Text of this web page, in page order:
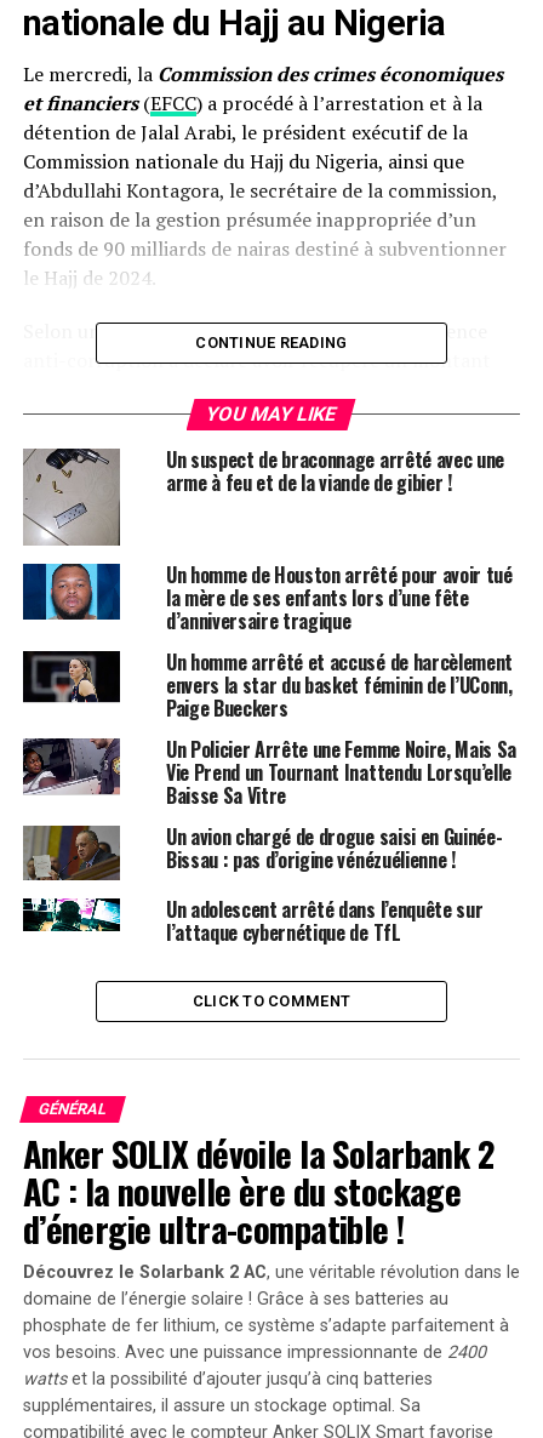
nationale du Hajj au Nigeria
Le mercredi, la Commission des crimes économiques
et financiers(EFCC) a procédé à l’arrestation et à la
détention de Jalal Arabi, le président exécutif de la
Commission nationale du Hajj du Nigeria, ainsi que
d’Abdullahi Kontagora, le secrétaire de la commission,
en raison de la gestion présumée inappropriée d’un
fonds de 90 milliards de nairas destiné à subventionner
le Hajj de 2024.
Selon un document obtenu par des sources, l’agence
anti-corruption a déclaré avoir récupéré un montant
Arabi et d’autres responsables de haut rang.
Les enquêtes menées par l’EFCC ont révélé qu’Arabi
s’était frauduleusement versé des sommes excessives
pour couvrir les coûts opérationnels liés au Hajj,
dépassant ainsi les montants approuvés. Les coûts
opérationnels pour 2024, tels que stipulés dans le
budget, étaient fixés à 4 250 dollars pour le président,
12 750 dollars pour les commissaires, 3 825 dollars pour
le secrétaire et 15 300 dollars pour les directeurs.
Il a été allégué que le président avait perçu 50 000 SR au
lieu des 15 929 SR auxquels il avait droit, tandis que les
commissaires, censés recevoir 15 929 SR chacun, avaient
de 14 336 SR, et les directeurs ont également perçu 30
000 SR au lieu de 2 550 SR.
Il convient de rappeler que l’EFCC avait déjà interrogé
semaine dernière, plusieurs hauts responsables de la
Commission du Hajj avaient été arrêtés par la
de mauvaise gestion ou de détournement des fonds de
90 milliards de nairas.
Un informateur au sein de l’EFCC a révélé que le
président de la NAHCON avait été de nouveau convoqué
pour des interrogatoires et qu’il était actuellement en
détention. « Le secrétaire et le président de la
commission sont en notre possession et font l’objet
d’interrogatoires approfondis concernant la subvention
de 90 milliards de nairas, parmi d’autres accusations », a
déclaré la source sous couvert d’anonymat.
CONTINUE READING
YOU MAY LIKE
Un suspect de braconnage arrêté avec une
arme à feu et de la viande de gibier !
Un homme de Houston arrêté pour avoir tué
la mère de ses enfants lors d’une fête
d’anniversaire tragique
Un homme arrêté et accusé de harcèlement
envers la star du basket féminin de l’UConn,
Paige Bueckers
Un Policier Arrête une Femme Noire, Mais Sa
Vie Prend un Tournant Inattendu Lorsqu’elle
Baisse Sa Vitre
Un avion chargé de drogue saisi en Guinée-
Bissau : pas d’origine vénézuélienne !
Un adolescent arrêté dans l’enquête sur
l’attaque cybernétique de TfL
CLICK TO COMMENT
GÉNÉRAL
Anker SOLIX dévoile la Solarbank 2
AC : la nouvelle ère du stockage
d’énergie ultra-compatible !
Découvrez le Solarbank 2 AC, une véritable révolution dans le
domaine de l’énergie solaire ! Grâce à ses batteries au
phosphate de fer lithium, ce système s’adapte parfaitement à
vos besoins. Avec une puissance impressionnante de 2400
wattset la possibilité d’ajouter jusqu’à cinq batteries
supplémentaires, il assure un stockage optimal. Sa
compatibilité avec le compteur Anker SOLIX Smart favorise